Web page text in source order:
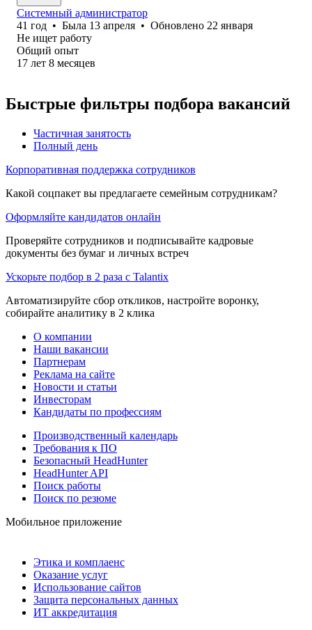
Системный администратор
41 год • Была 13 апреля • Обновлено 22 января
Не ищет работу
Общий опыт
17 лет 8 месяцев
Быстрые фильтры подбора вакансий
Частичная занятость
Полный день
Корпоративная поддержка сотрудников
Какой соцпакет вы предлагаете семейным сотрудникам?
Оформляйте кандидатов онлайн
Проверяйте сотрудников и подписывайте кадровые
документы без бумаг и личных встреч
Ускорьте подбор в 2 раза с Talantix
Автоматизируйте сбор откликов, настройте воронку,
собирайте аналитику в 2 клика
О компании
Наши вакансии
Партнерам
Реклама на сайте
Новости и статьи
Инвесторам
Кандидаты по профессиям
Производственный календарь
Требования к ПО
Безопасный HeadHunter
HeadHunter API
Поиск работы
Поиск по резюме
Мобильное приложение
Этика и комплаенс
Оказание услуг
Использование сайтов
Защита персональных данных
ИТ аккредитация